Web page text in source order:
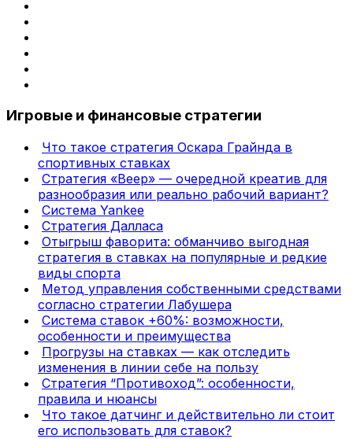
Игровые и финансовые стратегии
Что такое стратегия Оскара Грайнда в
спортивных ставках
Стратегия «Веер» — очередной креатив для
разнообразия или реально рабочий вариант?
Система Yankee
Стратегия Далласа
Отыгрыш фаворита: обманчиво выгодная
стратегия в ставках на популярные и редкие
виды спорта
Метод управления собственными средствами
согласно стратегии Лабушера
Система ставок +60%: возможности,
особенности и преимущества
Прогрузы на ставках — как отследить
изменения в линии себе на пользу
Стратегия “Противоход”: особенности,
правила и нюансы
Что такое датчинг и действительно ли стоит
его использовать для ставок?